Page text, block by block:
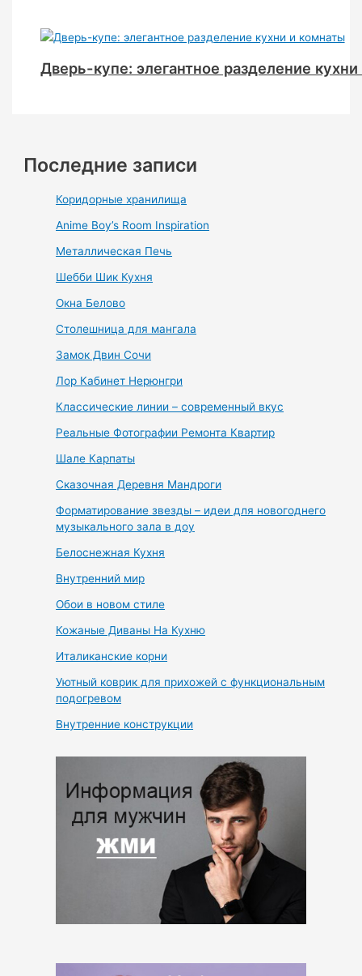
Дверь-купе: элегантное разделение
Последние записи
Коридорные хранилища
Anime Boy’s Room Inspiration
Металлическая Печь
Шебби Шик Кухня
Окна Белово
Столешница для мангала
Замок Двин Сочи
Лор Кабинет Нерюнгри
Классические линии – современный вкус
Реальные Фотографии Ремонта Квартир
Шале Карпаты
Сказочная Деревня Мандроги
Форматирование звезды – идеи для новогоднего
музыкального зала в доу
Белоснежная Кухня
Внутренний мир
Обои в новом стиле
Кожаные Диваны На Кухню
Италиканские корни
Уютный коврик для прихожей с функциональным
подогревом
Внутренние конструкции